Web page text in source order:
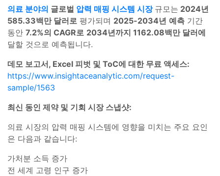
의료 분야의 글로벌 압력 매핑 시스템 시장 규모는 2024년
585.33백만 달러로 평가되며 2025-2034년 예측 기간
동안 7.2%의 CAGR로 2034년까지 1162.08백만 달러에
달할 것으로 예측됩니다.
데모 보고서, Excel 피벗 및 ToC에 대한 무료 액세스:
https://www.insightaceanalytic.com/request-
sample/1563
최신 동인 제약 및 기회 시장 스냅샷:
의료 시장의 압력 매핑 시스템에 영향을 미치는 주요 요인
은 다음과 같습니다:
가처분 소득 증가
전 세계 고령 인구 증가